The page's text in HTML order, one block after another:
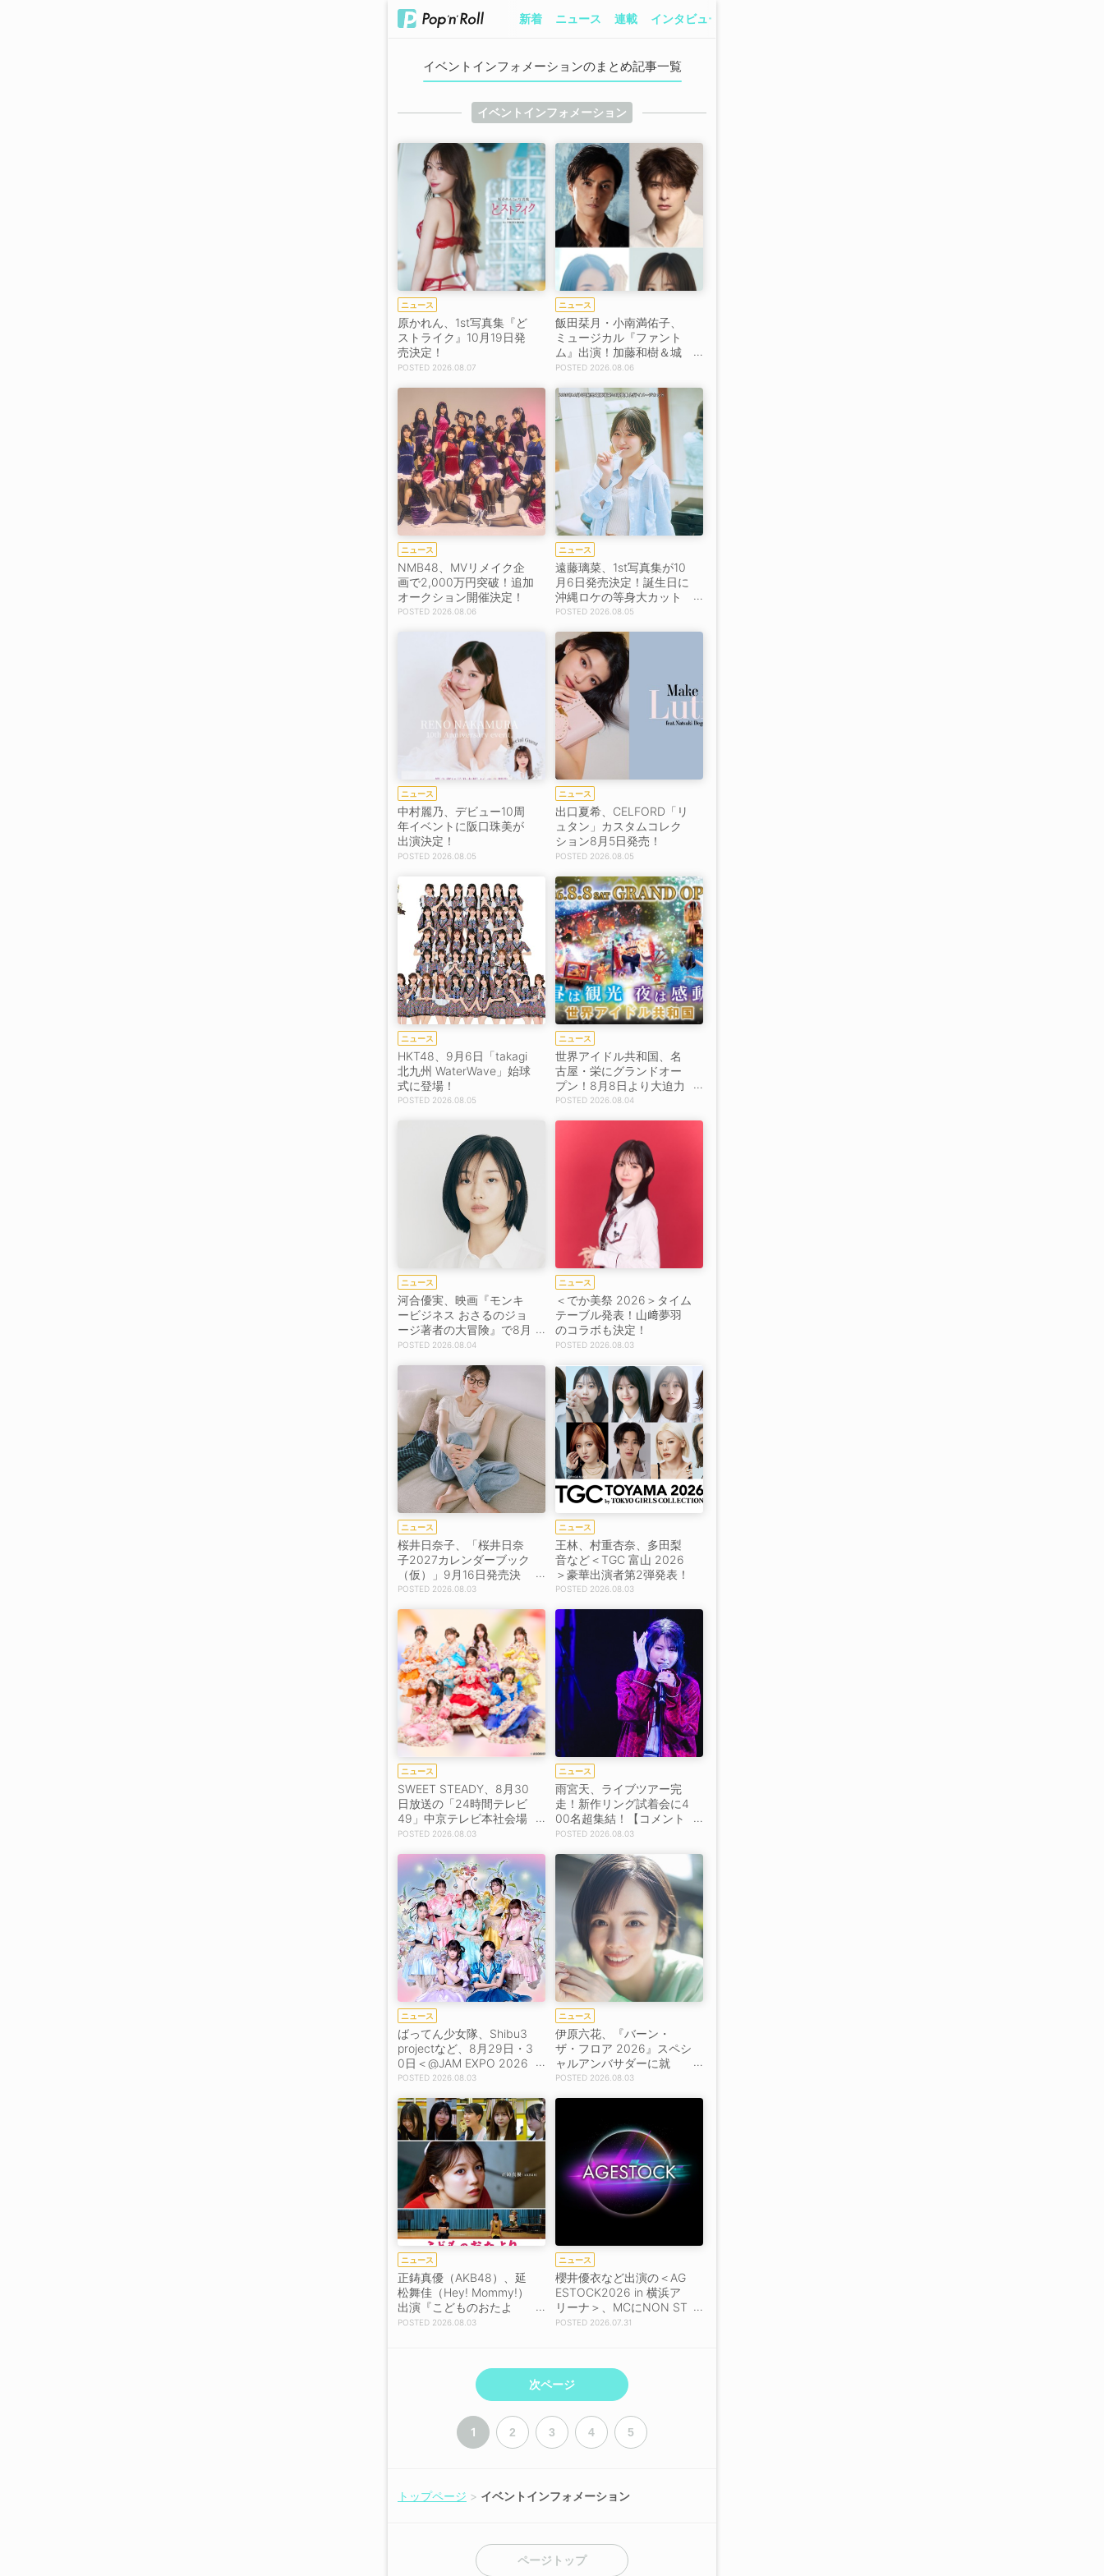
新着 ニュース 連載 インタビュー
イベントインフォメーションのまとめ記事一覧
イベントインフォメーション
ニュース
原かれん、1st写真集『ど
ストライク』10月19日発
売決定！
2026.08.07
ニュース
飯田栞月・小南満佑子、
ミュージカル『ファント
ム』出演！加藤和樹＆城
田優も続投【コメントあ
2026.08.06
ニュース
NMB48、MVリメイク企
画で2,000万円突破！追加
オークション開催決定！
2026.08.06
ニュース
遠藤璃菜、1st写真集が10
月6日発売決定！誕生日に
沖縄ロケの等身大カット
を凝縮 2026.08.05
ニュース
中村麗乃、デビュー10周
年イベントに阪口珠美が
出演決定！
2026.08.05
ニュース
出口夏希、CELFORD「リ
ュタン」カスタムコレク
ション8月5日発売！
2026.08.05
ニュース
HKT48、9月6日「takagi
北九州 WaterWave」始球
式に登場！
2026.08.05
ニュース
世界アイドル共和国、名
古屋・栄にグランドオー
プン！8月8日より大迫力
ステージ始動
2026.08.04
ニュース
河合優実、映画『モンキ
ービジネス おさるのジョ
ージ著者の大冒険』で8月
14日公開記念イベント登
2026.08.04
ニュース
＜でか美祭 2026＞タイム
テーブル発表！山﨑夢羽
のコラボも決定！
2026.08.03
ニュース
桜井日奈子、「桜井日奈
子2027カレンダーブック
（仮）」9月16日発売決
定！
2026.08.03
ニュース
王林、村重杏奈、多田梨
音など＜TGC 富山 2026
＞豪華出演者第2弾発表！
2026.08.03
ニュース
SWEET STEADY、8月30
日放送の「24時間テレビ
49」中京テレビ本社会場
に出演決定！
2026.08.03
ニュース
雨宮天、ライブツアー完
走！新作リング試着会に4
00名超集結！【コメント
あり】 2026.08.03
ニュース
ばってん少女隊、Shibu3
projectなど、8月29日・3
0日＜@JAM EXPO 2026
＞第8弾出演者39組発
2026.08.03
ニュース
伊原六花、『バーン・
ザ・フロア 2026』スペシ
ャルアンバサダーに就
任！【コメントあり】
2026.08.03
ニュース
正鋳真優（AKB48）、延
松舞佳（Hey! Mommy!）
出演『こどものおたよ
り』特報解禁！
2026.08.03
ニュース
櫻井優衣など出演の＜AG
ESTOCK2026 in 横浜ア
リーナ＞、MCにNON ST
YLE 井上裕介、岩田絵里
2026.07.31
次ページ
1 2 3 4 5
トップページ イベントインフォメーション
ページトップ